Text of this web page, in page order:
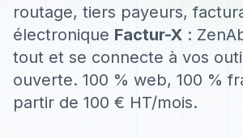
routage, tiers payeurs,
électronique Factur-X :
tout et se connecte à vos
ouverte. 100 % web, 100 %
partir de 100 € HT/mois.